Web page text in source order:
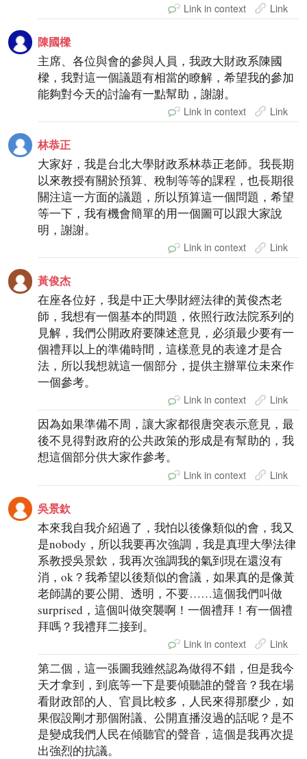
Link in context Link
陳國樑
主席、各位與會的參與人員，我政大財政系陳國
樑，我對這一個議題有相當的瞭解，希望我的參加
能夠對今天的討論有一點幫助，謝謝。
Link in context Link
林恭正
大家好，我是台北大學財政系林恭正老師。我長期
以來教授有關於預算、稅制等等的課程，也長期很
關注這一方面的議題，所以預算這一個問題，希望
等一下，我有機會簡單的用一個圖可以跟大家說
明，謝謝。
Link in context Link
黃俊杰
在座各位好，我是中正大學財經法律的黃俊杰老
師，我想有一個基本的問題，依照行政法院系列的
見解，我們公開政府要陳述意見，必須最少要有一
個禮拜以上的準備時間，這樣意見的表達才是合
法，所以我想就這一個部分，提供主辦單位未來作
一個參考。
Link in context Link
因為如果準備不周，讓大家都很唐突表示意見，最
後不見得對政府的公共政策的形成是有幫助的，我
想這個部分供大家作參考。
Link in context Link
吳景欽
本來我自我介紹過了，我怕以後像類似的會，我又
是nobody，所以我要再次強調，我是真理大學法律
系教授吳景欽，我再次強調我的氣到現在還沒有
消，ok？我希望以後類似的會議，如果真的是像黃
老師講的要公開、透明，不要……這個我們叫做
surprised，這個叫做突襲啊！一個禮拜！有一個禮
拜嗎？我禮拜二接到。
Link in context Link
第二個，這一張圖我雖然認為做得不錯，但是我今
天才拿到，到底等一下是要傾聽誰的聲音？我在場
看財政部的人、官員比較多，人民來得那麼少，如
果假設剛才那個附議、公開直播沒過的話呢？是不
是變成我們人民在傾聽官的聲音，這個是我再次提
出強烈的抗議。